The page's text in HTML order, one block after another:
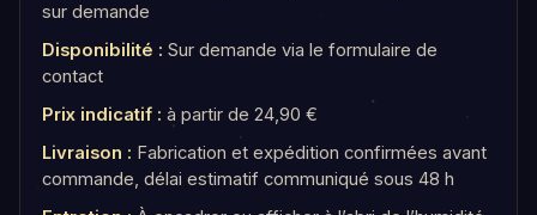
sur demande
Disponibilité : Sur demande via le formulaire de
contact
Prix indicatif : à partir de 24,90 €
Livraison : Fabrication et expédition confirmées avant
commande, délai estimatif communiqué sous 48 h